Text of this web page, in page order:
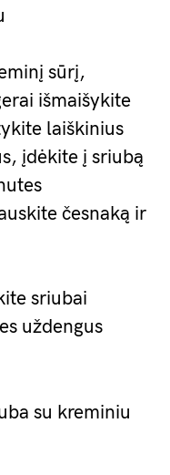
sūrį,
išmaišykite
laiškinius
įdėkite į sriubą
česnaką ir
sriubai
uždengus
su kreminiu